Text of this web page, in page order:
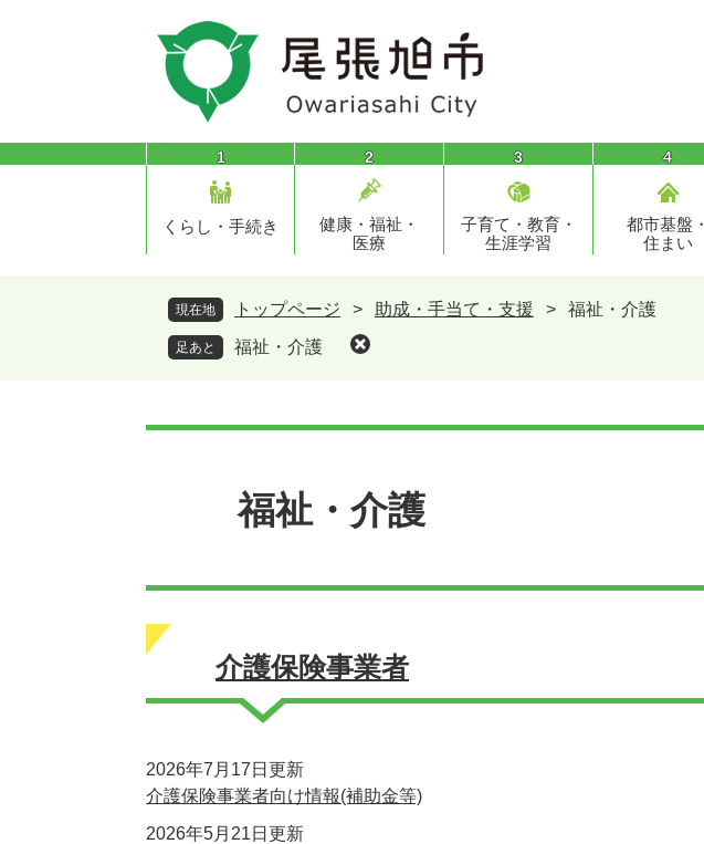
頭
飛
1
くらし・手続き
2
健康・福祉・
医療
3
子育て・教育・
生涯学習
4
都市基盤・
住まい
現在地 トップページ > 助成・手当て・支援 > 福祉・介護
足あと 福祉・介護
福祉・介護
介護保険事業者
2026年7月17日更新
介護保険事業者向け情報(補助金等)
2026年5月21日更新